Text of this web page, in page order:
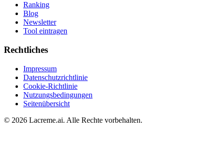
Ranking
Blog
Newsletter
Tool eintragen
Rechtliches
Impressum
Datenschutzrichtlinie
Cookie-Richtlinie
Nutzungsbedingungen
Seitenübersicht
© 2026 Lacreme.ai. Alle Rechte vorbehalten.